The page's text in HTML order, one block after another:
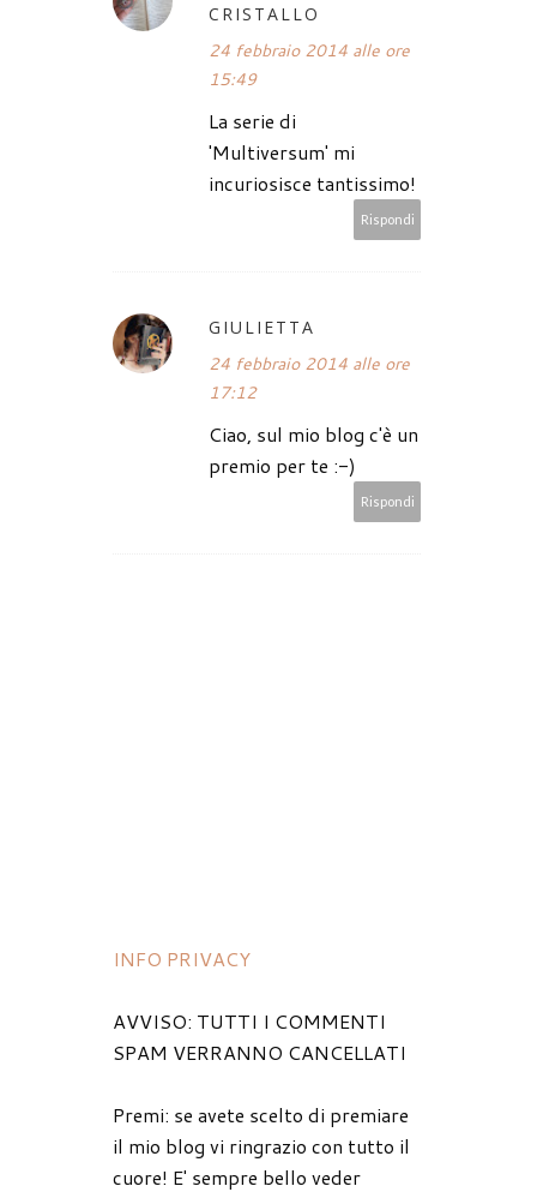
CRISTALLO
24 febbraio 2014 alle ore
15:49
La serie di
'Multiversum' mi
incuriosisce tantissimo!
Rispondi
GIULIETTA
24 febbraio 2014 alle ore
17:12
Ciao, sul mio blog c'è un
premio per te :-)
Rispondi
INFO PRIVACY
AVVISO: TUTTI I COMMENTI
SPAM VERRANNO CANCELLATI
Premi: se avete scelto di premiare
il mio blog vi ringrazio con tutto il
cuore! E' sempre bello veder